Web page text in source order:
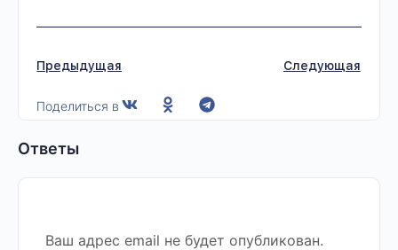
Предыдущая Следующая
Поделиться в
Ответы
Ваш адрес email не будет опубликован.